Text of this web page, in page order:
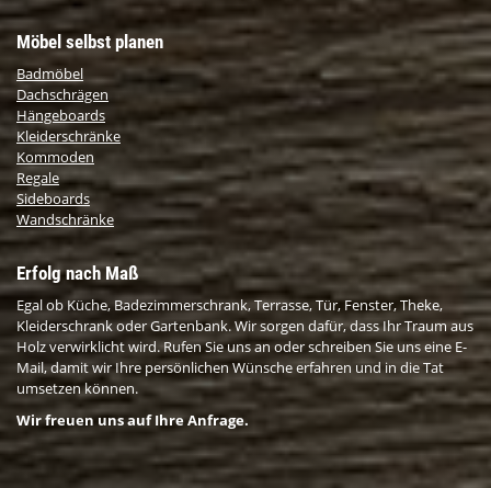
Möbel selbst planen
Badmöbel
Dachschrägen
Hängeboards
Kleiderschränke
Kommoden
Regale
Sideboards
Wandschränke
Erfolg nach Maß
Egal ob Küche, Badezimmerschrank, Terrasse, Tür, Fenster, Theke,
Kleiderschrank oder Gartenbank. Wir sorgen dafür, dass Ihr Traum aus
Holz verwirklicht wird. Rufen Sie uns an oder schreiben Sie uns eine E-
Mail, damit wir Ihre persönlichen Wünsche erfahren und in die Tat
umsetzen können.
Wir freuen uns auf Ihre Anfrage.